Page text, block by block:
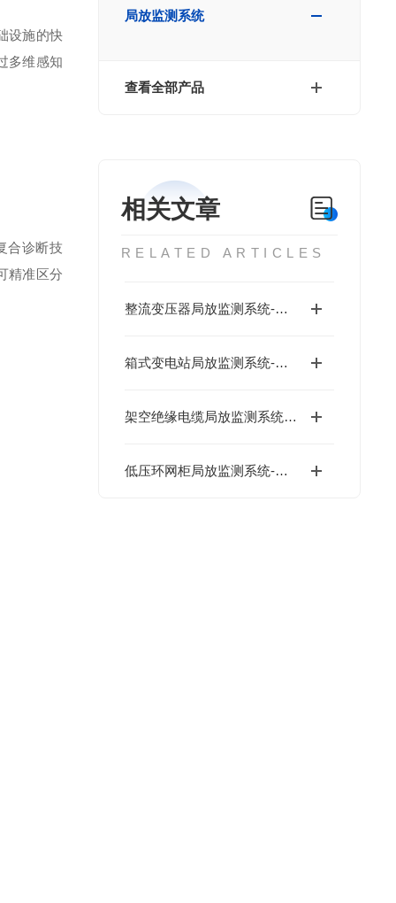
局放监测系统
查看全部产品
相关文章
RELATED ARTICLES
整流变压器局放监测系统-低成本
箱式变电站局放监测系统-低成本
架空绝缘电缆局放监测系统-低成本
低压环网柜局放监测系统-数字运维
设施的快
多维感知
合诊断技
精准区分